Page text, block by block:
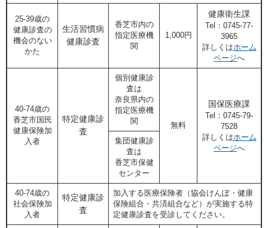
25-39歳の
健康診査の
機会のない
かた
生活習慣病
健康診査
香芝市内の
指定医療機
関
1,000円
健康衛生課​
Tel：0745-77-
3965
詳しくはホーム
ページへ
40-74歳の
香芝市国民
健康保険加
入者
特定健康診
査
個別健康診
査は
奈良県内の
指定医療機
関
無料
国保医療課
Tel：0745-79-
7528
詳しくはホーム
ページへ
集団健康診
査は
香芝市保健
センター
40-74歳の
社会保険加
入者
特定健康診
査
加入する医療保険者（協会けんぽ・健康
保険組合・共済組合など）が実施する特
定健康診査を受診してください。